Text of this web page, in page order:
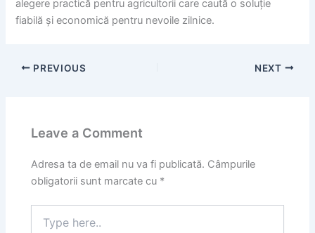
alegere practică pentru agricultorii care caută o soluție
fiabilă și economică pentru nevoile zilnice.
PREVIOUS NEXT
Leave a Comment
Adresa ta de email nu va fi publicată. Câmpurile
obligatorii sunt marcate cu *
here..